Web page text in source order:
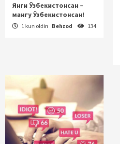
Янги Ўзбекистонсан –
мангу Ўзбекистонсан!
1 kun oldin Behzod 134